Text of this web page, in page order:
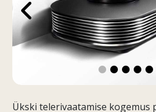
Ükski telerivaatamise kogemus